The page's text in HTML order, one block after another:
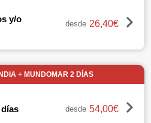
y/o
desde 26,40€
+ MUNDOMAR 2 DÍAS
desde 54,00€